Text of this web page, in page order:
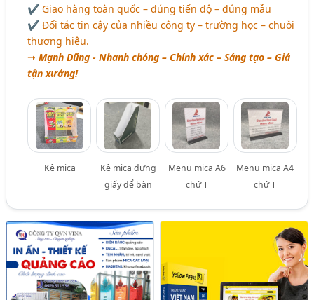
✔ Giao hàng toàn quốc – đúng tiến độ – đúng mẫu
✔ Đối tác tin cậy của nhiều công ty – trường học – chuỗi
thương hiệu.
➝Mạnh Dũng - Nhanh chóng – Chính xác – Sáng tạo – Giá
tận xưởng!
Kệ mica
Kệ mica đựng
giấy để bàn
Menu mica A6
chứ T
Menu mica A4
chứ T